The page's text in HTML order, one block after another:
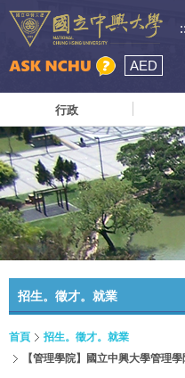
AED
行政
招生。徵才。就業
首頁
招生。徵才。就業
【管理學院】國立中興大學管理